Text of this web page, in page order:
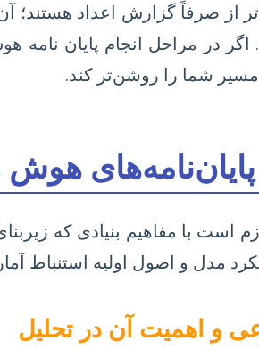
از صرفاً گزارش اعداد
اگر در مراحل انجام پایان
مسیر شما را روشن‌تر کند.
است با مفاهیم بنیادی که
مدل و اصول اولیه استنباط